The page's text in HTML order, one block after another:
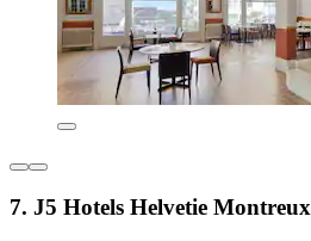
7. J5 Hotels Helvetie Montreux